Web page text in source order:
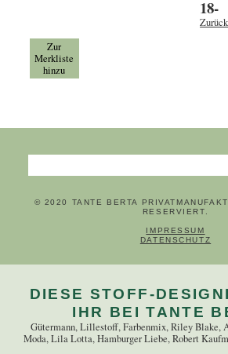
18-
Zur
Merkliste
hinzu
Suchbegriffe
© 2020 TANTE BERTA
RESERVIERT.
IMPRESSUM
DATENSCHUTZ
DIESE STOFF-
IHR BEI TANTE
Gütermann, Lillestoff, Farbenmix, Riley Blake,
Moda, Lila Lotta, Hamburger Liebe, Robert